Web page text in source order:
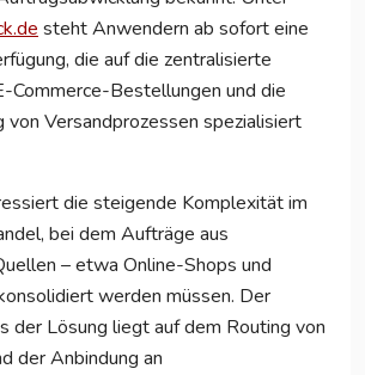
steht Anwendern ab sofort eine
die auf die zentralisierte
Commerce-Bestellungen und die
Versandprozessen spezialisiert
die steigende Komplexität im
bei dem Aufträge aus
– etwa Online-Shops und
werden müssen. Der
der Lösung liegt auf dem Routing von
der Anbindung an